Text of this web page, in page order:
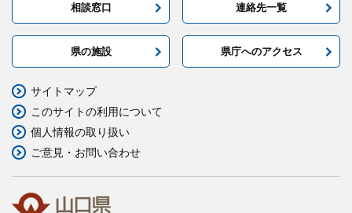
相談窓口 連絡先一覧
県の施設 県庁へのアクセス
サイトマップ
このサイトの利用について
個人情報の取り扱い
ご意見・お問い合わせ